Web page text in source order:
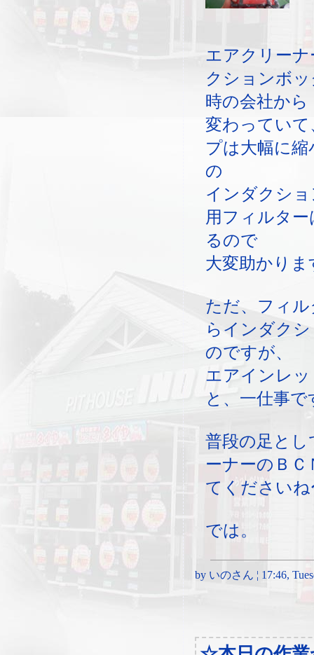
エアクリー
クションボ
時の会社から
変わってい
プは大幅に
の
インダクシ
用フィルタ
るので
大変助かりま
ただ、フィ
らインダク
のですが、
エアインレ
と、一仕事で
普段の足と
ーナーのＢＣ
てくださいね
では。
by いのさん ¦ 17:46,